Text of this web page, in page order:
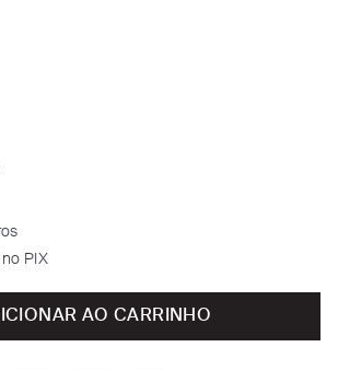
PIX
AO CARRINHO